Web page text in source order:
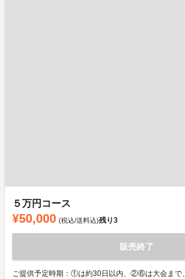
５万円コース
¥50,000 (税込/送料込)残り3
販売終了
ご提供予定時期：①は約30日以内、②⑥は大会ま